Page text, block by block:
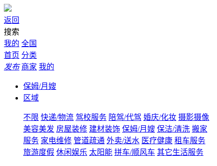
返回
搜索
我的 全国
首页 分类
发布 商家 我的
保姆/月嫂
区域
不限 快递/物流 驾校服务 陪驾/代驾 婚庆/化妆 摄影摄像
美容美发 房屋装修 建材装饰 保姆/月嫂 保洁/清洗 搬家
服务 家电维修 管道疏通 外卖/送水 医疗健康 租车服务
旅游度假 休闲娱乐 太阳能 拼车/顺风车 其它生活服务